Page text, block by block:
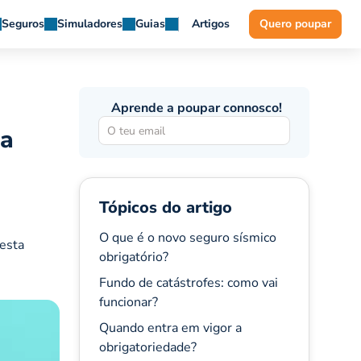
Seguros Simuladores Guias Artigos Quero poupar
Aprende a poupar connosco!
Tópicos do artigo
O que é o novo seguro sísmico
obrigatório?
Fundo de catástrofes: como vai
funcionar?
Quando entra em vigor a
obrigatoriedade?